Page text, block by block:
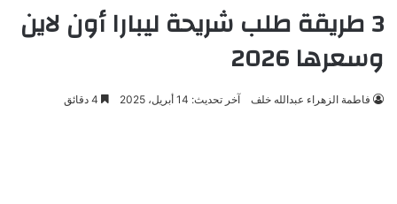
3 طريقة طلب شريحة ليبارا أون لاين
وسعرها 2026
فاطمة الزهراء عبدالله خلف آخر تحديث: 14 أبريل، 2025